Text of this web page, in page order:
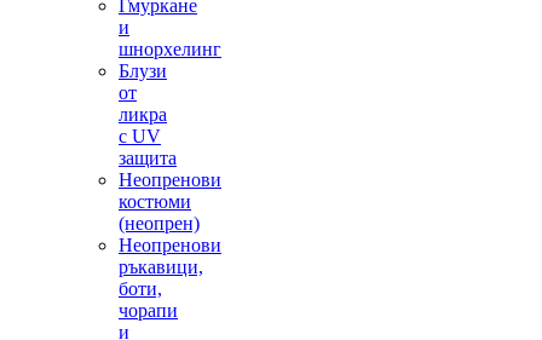
Гмуркане
и
шнорхелинг
Блузи
от
ликра
с UV
защита
Неопренови
костюми
(неопрен)
Неопренови
ръкавици,
боти,
чорапи
и